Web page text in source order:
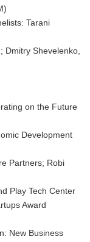
Tarani
Shevelenko,
on the Future
Development
Partners; Robi
Play Tech Center
Award
New Business